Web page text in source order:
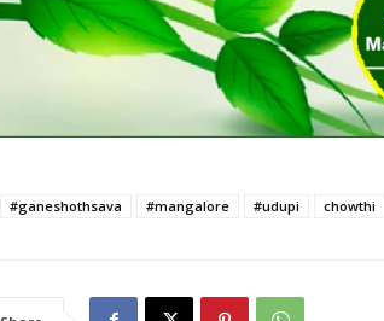
#ganeshothsava #mangalore #udupi chowthi